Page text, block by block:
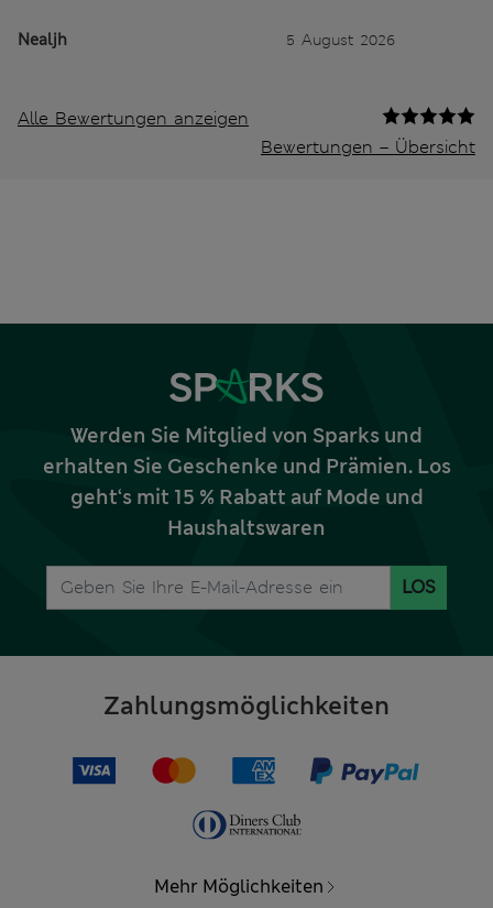
Nealjh 5 August 2026
Alle Bewertungen anzeigen
Bewertungen – Übersicht
Werden Sie Mitglied von Sparks und
erhalten Sie Geschenke und Prämien. Los
geht‘s mit 15 % Rabatt auf Mode und
Haushaltswaren
LOS
Zahlungsmöglichkeiten
Mehr Möglichkeiten